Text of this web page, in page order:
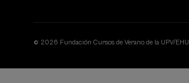
© 2026 Fundación Cursos de Verano de la UPV/EHU